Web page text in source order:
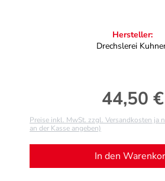
Hersteller:
Drechslerei
Regulärer
44,50 €
Preise inkl. MwSt. zzgl. Versandkosten ja
an der Kasse angeben)
In den